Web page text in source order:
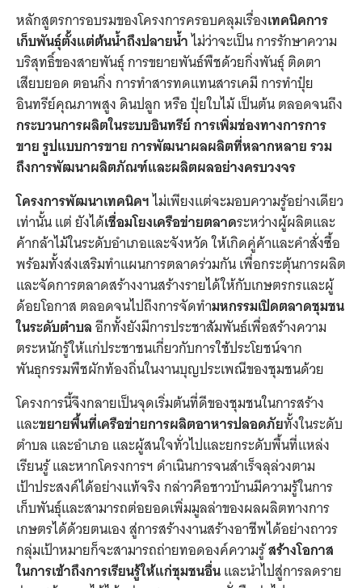
หลักสูตรการอบรมของโครงการครอบคลุมเรื่องเทคนิคการ
เก็บพันธุ์ตั้งแต่ต้นน้ำถึงปลายน้ำไม่ว่าจะเป็น การรักษาความ
บริสุทธิ์ของสายพันธุ์ การขยายพันธ์พืชด้วยกิ่งพันธุ์ ติดตา
เสียบยอด ตอนกิ่ง การทำสารทดแทนสารเคมี การทำปุ๋ย
อินทรีย์คุณภาพสูง ดินปลูก หรือ ปุ๋ยใบไม้ เป็นต้น ตลอดจนถึง
กระบวนการผลิตในระบบอินทรีย์ การเพิ่มช่องทางการการ
ขาย รูปแบบการขาย การพัฒนาผลผลิตที่หลากหลาย รวม
ถึงการพัฒนาผลิตภัณฑ์และผลิตผลอย่างครบวงจร
โครงการพัฒนาเทคนิคฯไม่เพียงแต่จะมอบความรู้อย่างเดียว
เท่านั้น แต่ ยังได้เชื่อมโยงเครือข่ายตลาดระหว่างผู้ผลิตและ
ค้ากล้าไม้ในระดับอำเภอและจังหวัด ให้เกิดคู่ค้าและคำสั่งซื้อ
พร้อมทั้งส่งเสริมทำแผนการตลาดร่วมกัน เพื่อกระตุ้นการผลิต
และจัดการตลาดสร้างงานสร้างรายได้ให้กับเกษตรกรและผู้
ด้อยโอกาส ตลอดจนไปถึงการจัดทำมหกรรมเปิดตลาดชุมชน
ในระดับตำบลอีกทั้งยังมีการประชาสัมพันธ์เพื่อสร้างความ
ตระหนักรู้ให้แก่ประชาชนเกี่ยวกับการใช้ประโยชน์จาก
พันธุกรรมพืชผักท้องถิ่นในงานบุญประเพณีของชุมชนด้วย
โครงการนี้จึงกลายเป็นจุดเริ่มต้นที่ดีของชุมชนในการสร้าง
และขยายพื้นที่เครือข่ายการผลิตอาหารปลอดภัยทั้งในระดับ
ตำบล และอำเภอ และผู้สนใจทั่วไปและยกระดับพื้นที่แหล่ง
เรียนรู้ และหากโครงการฯ ดำเนินการจนสำเร็จลุล่วงตาม
เป้าประสงค์ได้อย่างแท้จริง กล่าวคือชาวบ้านมีความรู้ในการ
เก็บพันธุ์และสามารถต่อยอดเพิ่มมูลล่าของผลผลิตทางการ
เกษตรได้ด้วยตนเอง สู่การสร้างงานสร้างอาชีพได้อย่างถาวร
กลุ่มเป้าหมายก็จะสามารถถ่ายทอดองค์ความรู้สร้างโอกาส
ในการเข้าถึงการเรียนรู้ให้แก่ชุมชนอื่นและนำไปสู่การลดราย